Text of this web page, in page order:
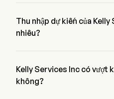
Thu nhập dự kiến của
nhiêu?
Kelly Services Inc có vượt
không?